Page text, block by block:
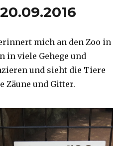
Perth
mich an den Zoo in
in viele Gehege und
und sieht die Tiere
Zäune und Gitter.